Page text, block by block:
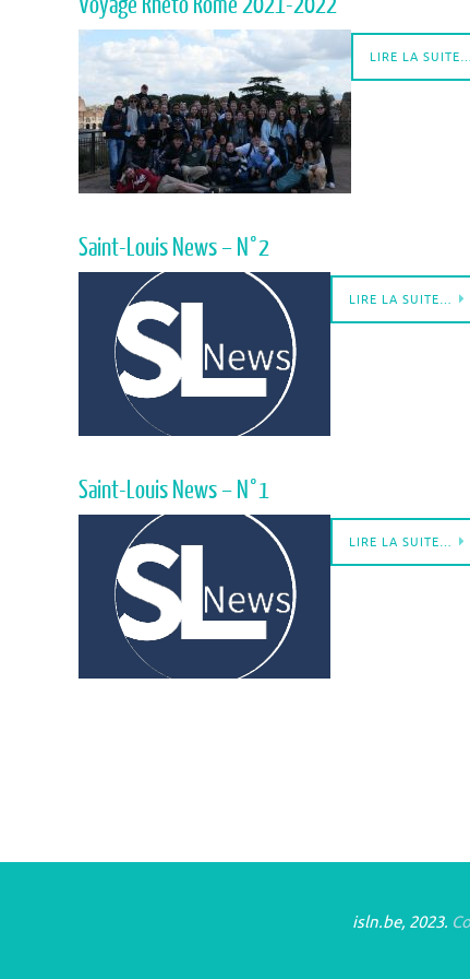
LIRE LA SUITE…
Saint-Louis News – N°2
LIRE LA SUITE…
Saint-Louis News – N°1
LIRE LA SUITE…
isln.be, 2023.